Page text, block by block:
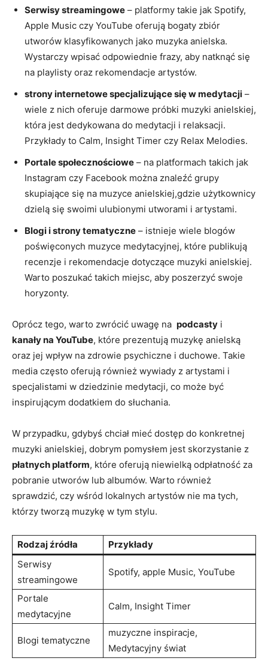
Serwisy streamingowe – ‍platformy takie jak Spotify,
Apple Music ​czy YouTube oferują bogaty zbiór
utworów klasyfikowanych​ jako‌ muzyka ⁣anielska.
Wystarczy⁢ wpisać odpowiednie ‍frazy, aby⁢ natknąć ​się
na playlisty oraz​ rekomendacje artystów.
strony internetowe specjalizujące ‌się w medytacji –
wiele‌ z nich oferuje⁤ darmowe próbki⁤ muzyki anielskiej,
która‍ jest dedykowana do medytacji i relaksacji.‌
Przykłady to Calm, ‍Insight Timer ‌czy Relax Melodies.
Portale społecznościowe ⁢– na platformach⁣ takich jak⁢
Instagram⁤ czy Facebook można znaleźć grupy
skupiające się⁣ na muzyce anielskiej,gdzie użytkownicy
dzielą się swoimi ​ulubionymi utworami i artystami.
Blogi i strony​ tematyczne – istnieje‍ wiele blogów ​
poświęconych muzyce​ medytacyjnej, które ​publikują
recenzje i rekomendacje dotyczące‍ muzyki anielskiej.
Warto poszukać takich miejsc,⁢ aby poszerzyć swoje
‌horyzonty.
Oprócz tego, warto zwrócić‍ uwagę na ‍ podcasty i ⁤
kanały na YouTube, które prezentują⁤ muzykę ‌anielską
oraz jej wpływ na zdrowie psychiczne i duchowe. Takie
media często ​oferują również wywiady z artystami i
specjalistami w dziedzinie medytacji, co może być
inspirującym ‌dodatkiem do słuchania.
W przypadku,‌ gdybyś chciał mieć ⁢dostęp do konkretnej
muzyki anielskiej, dobrym ⁣pomysłem ​jest skorzystanie‍ z
płatnych platform, ⁤które oferują niewielką odpłatność za
pobranie utworów lub ‍albumów. Warto również
sprawdzić, czy⁢ wśród lokalnych artystów ​nie‌ ma⁤ tych,⁢
którzy tworzą muzykę w tym stylu.
Rodzaj źródła
Przykłady
Serwisy ​
streamingowe
Spotify, apple Music, YouTube
Portale
medytacyjne
Calm, Insight Timer
Blogi tematyczne
muzyczne​ inspiracje,
Medytacyjny świat